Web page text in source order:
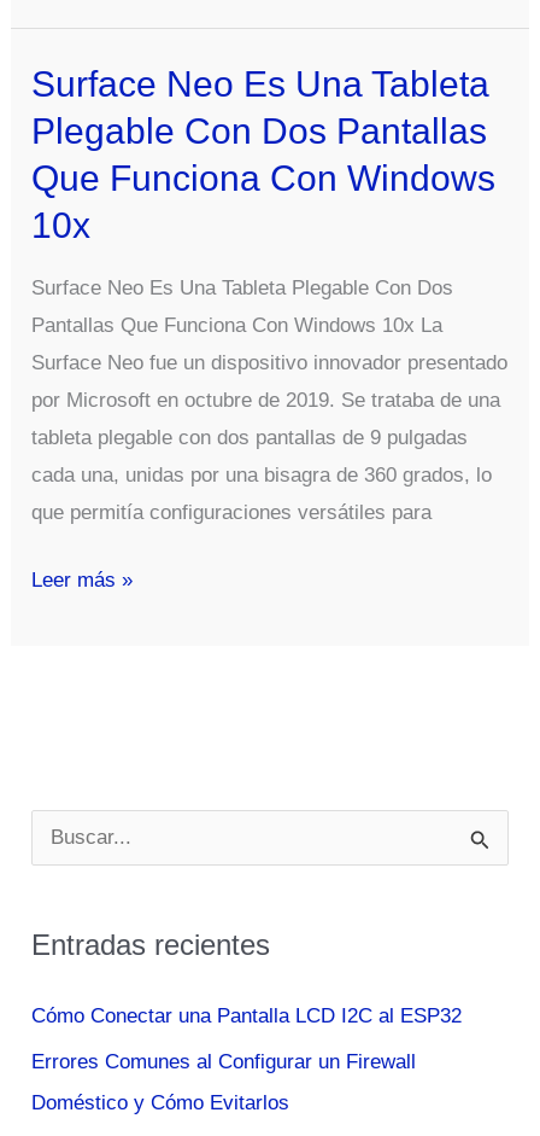
Que
Es
Novedades
Trae
Y
Son
Sus
Diferencias
Respecto
Al
Windows
10
Surface Neo Es Una Tableta
Plegable Con Dos Pantallas
Que Funciona Con Windows
10x
Surface Neo Es Una Tableta Plegable Con Dos
Pantallas Que Funciona Con Windows 10x La
Surface Neo fue un dispositivo innovador presentado
por Microsoft en octubre de 2019. Se trataba de una
tableta plegable con dos pantallas de 9 pulgadas
cada una, unidas por una bisagra de 360 grados, lo
que permitía configuraciones versátiles para
Surface
Dos
Funciona
Windows
10x
Leer más »
u
c
p
o
Entradas recientes
Cómo Conectar una Pantalla LCD I2C al ESP32
Errores Comunes al Configurar un Firewall
Doméstico y Cómo Evitarlos